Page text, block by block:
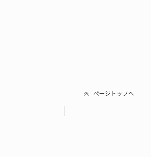
ページトップへ